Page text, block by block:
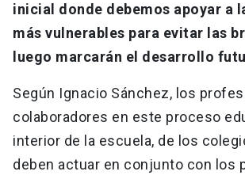
inicial donde debemos apoyar a
más vulnerables para evitar las
luego marcarán el desarrollo
Según Ignacio Sánchez, los
colaboradores en este proceso
interior de la escuela, de los
deben actuar en conjunto con los